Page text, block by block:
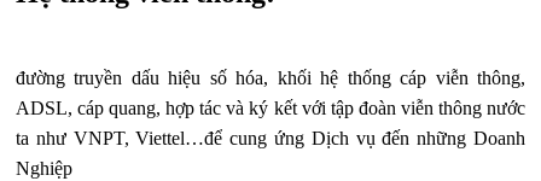
đường truyền dấu hiệu số hóa, khối hệ thống cáp viễn thông,
ADSL, cáp quang, hợp tác và ký kết với tập đoàn viễn thông nước
ta như VNPT, Viettel…để cung ứng Dịch vụ đến những Doanh
Nghiệp